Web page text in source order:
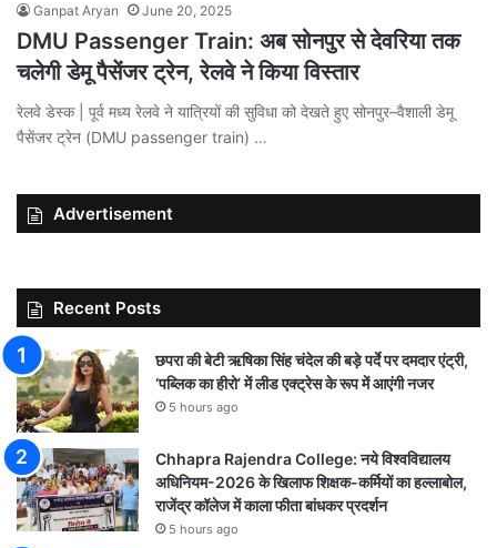
Ganpat Aryan June 20, 2025
DMU Passenger Train: अब सोनपुर से देवरिया तक
चलेगी डेमू पैसेंजर ट्रेन, रेलवे ने किया विस्तार
रेलवे डेस्क | पूर्व मध्य रेलवे ने यात्रियों की सुविधा को देखते हुए सोनपुर–वैशाली डेमू
पैसेंजर ट्रेन (DMU passenger train) …
Advertisement
Recent Posts
छपरा की बेटी ऋषिका सिंह चंदेल की बड़े पर्दे पर दमदार एंट्री,
‘पब्लिक का हीरो’ में लीड एक्ट्रेस के रूप में आएंगी नजर
5 hours ago
Chhapra Rajendra College: नये विश्वविद्यालय
अधिनियम-2026 के खिलाफ शिक्षक-कर्मियों का हल्लाबोल,
राजेंद्र कॉलेज में काला फीता बांधकर प्रदर्शन
5 hours ago